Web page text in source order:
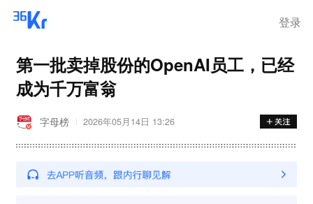
登录
第一批卖掉股份的OpenAI员工，已经
成为千万富翁
字母榜 2026年05月14日 13:26